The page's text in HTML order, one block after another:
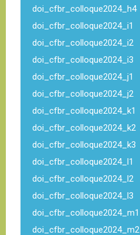
doi_cfbr_colloque2024_h4
doi_cfbr_colloque2024_i1
doi_cfbr_colloque2024_i2
doi_cfbr_colloque2024_i3
doi_cfbr_colloque2024_j1
doi_cfbr_colloque2024_j2
doi_cfbr_colloque2024_k1
doi_cfbr_colloque2024_k2
doi_cfbr_colloque2024_k3
doi_cfbr_colloque2024_l1
doi_cfbr_colloque2024_l2
doi_cfbr_colloque2024_l3
doi_cfbr_colloque2024_m1
doi_cfbr_colloque2024_m2